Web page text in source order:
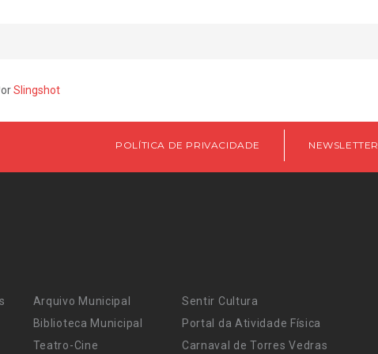
Slingshot
POLÍTICA DE PRIVACIDADE NEWSLETTER
Arquivo Municipal
Biblioteca Municipal
Teatro-Cine
Sentir Cultura
Portal da Atividade Física
Carnaval de Torres Vedras